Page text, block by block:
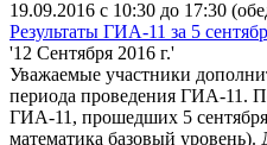
19.09.2016 с 10:30 до 17:30
Результаты ГИА-11 за 5
'12 Сентября 2016 г.'
Уважаемые участники
периода проведения ГИА-11.
ГИА-11, прошедших 5
математика базовый